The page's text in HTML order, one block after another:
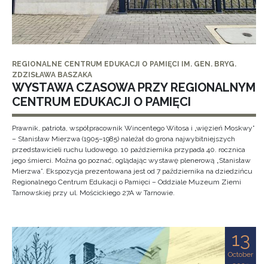
REGIONALNE CENTRUM EDUKACJI O PAMIĘCI IM. GEN. BRYG.
ZDZISŁAWA BASZAKA
WYSTAWA CZASOWA PRZY REGIONALNYM
CENTRUM EDUKACJI O PAMIĘCI
Prawnik, patriota, współpracownik Wincentego Witosa i „więzień Moskwy”
– Stanisław Mierzwa (1905–1985) należał do grona najwybitniejszych
przedstawicieli ruchu ludowego. 10 października przypada 40. rocznica
jego śmierci. Można go poznać, oglądając wystawę plenerową „Stanisław
Mierzwa”. Ekspozycja prezentowana jest od 7 października na dziedzińcu
Regionalnego Centrum Edukacji o Pamięci – Oddziale Muzeum Ziemi
Tarnowskiej przy ul. Mościckiego 27A w Tarnowie.
13
October